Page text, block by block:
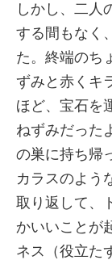
しかし、二人
する間もなく
た。終端のち
ずみと赤くキ
ほど、宝石を
ねずみだった
の巣に持ち帰
カラスのよう
取り返して、
かいいことが
ネス（役立た